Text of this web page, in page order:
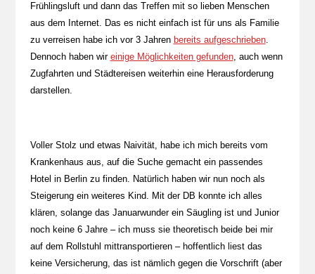
Frühlingsluft und dann das Treffen mit so lieben Menschen
aus dem Internet. Das es nicht einfach ist für uns als Familie
zu verreisen habe ich vor 3 Jahren bereits aufgeschrieben.
Dennoch haben wir einige Möglichkeiten gefunden, auch wenn
Zugfahrten und Städtereisen weiterhin eine Herausforderung
darstellen.
Voller Stolz und etwas Naivität, habe ich mich bereits vom
Krankenhaus aus, auf die Suche gemacht ein passendes
Hotel in Berlin zu finden. Natürlich haben wir nun noch als
Steigerung ein weiteres Kind. Mit der DB konnte ich alles
klären, solange das Januarwunder ein Säugling ist und Junior
noch keine 6 Jahre – ich muss sie theoretisch beide bei mir
auf dem Rollstuhl mittransportieren – hoffentlich liest das
keine Versicherung, das ist nämlich gegen die Vorschrift (aber